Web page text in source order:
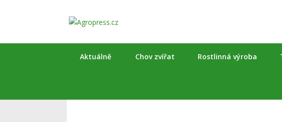
Aktuálně Chov zvířat Rostlinná výroba